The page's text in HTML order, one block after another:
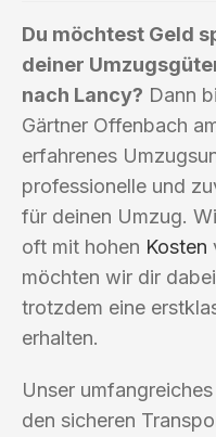
Du möchtest Geld
deiner
nach Lancy? Dann
Gärtner Offenbach
erfahrenes
professionelle und
für deinen Umzug.
oft mit hohen Kosten
möchten wir dir
trotzdem eine
erhalten.
Unser
den sicheren